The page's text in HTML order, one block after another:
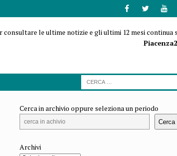
consultare le ultime notizie e gli ultimi 12 mesi continua
Cerca in archivio oppure seleziona un periodo
Cerca
Archivi